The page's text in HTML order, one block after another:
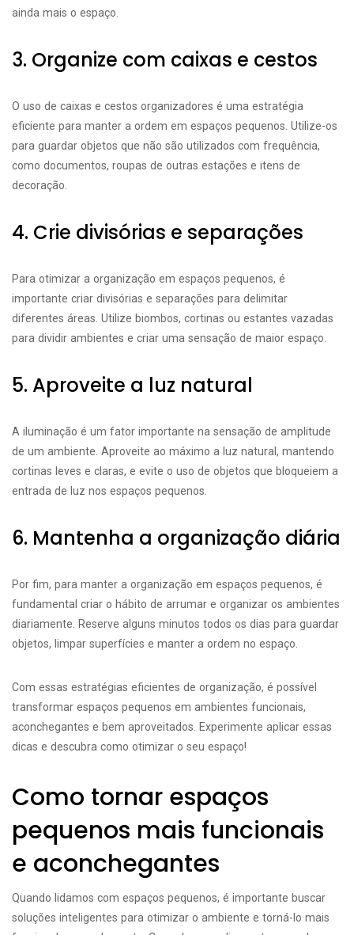
ainda mais o espaço.
3. Organize com caixas e cestos
O uso de caixas e cestos organizadores é uma estratégia
eficiente para manter a ordem em espaços pequenos. Utilize-os
para guardar objetos que não são utilizados com frequência,
como documentos, roupas de outras estações e itens de
decoração.
4. Crie divisórias e separações
Para otimizar a organização em espaços pequenos, é
importante criar divisórias e separações para delimitar
diferentes áreas. Utilize biombos, cortinas ou estantes vazadas
para dividir ambientes e criar uma sensação de maior espaço.
5. Aproveite a luz natural
A iluminação é um fator importante na sensação de amplitude
de um ambiente. Aproveite ao máximo a luz natural, mantendo
cortinas leves e claras, e evite o uso de objetos que bloqueiem a
entrada de luz nos espaços pequenos.
6. Mantenha a organização diária
Por fim, para manter a organização em espaços pequenos, é
fundamental criar o hábito de arrumar e organizar os ambientes
diariamente. Reserve alguns minutos todos os dias para guardar
objetos, limpar superfícies e manter a ordem no espaço.
Com essas estratégias eficientes de organização, é possível
transformar espaços pequenos em ambientes funcionais,
aconchegantes e bem aproveitados. Experimente aplicar essas
dicas e descubra como otimizar o seu espaço!
Como tornar espaços
pequenos mais funcionais
e aconchegantes
Quando lidamos com espaços pequenos, é importante buscar
soluções inteligentes para otimizar o ambiente e torná-lo mais